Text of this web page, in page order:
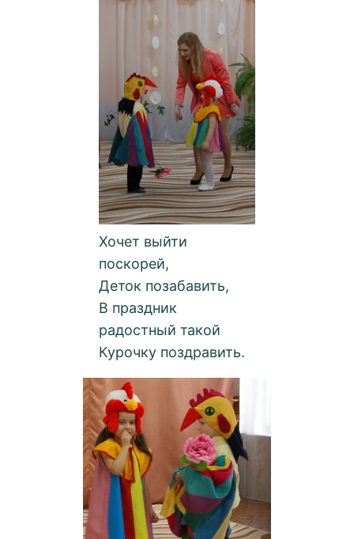
Хочет выйти
поскорей,
Деток позабавить,
В праздник
радостный такой
Курочку поздравить.